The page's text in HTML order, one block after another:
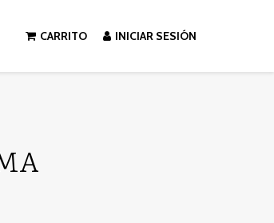
CARRITO INICIAR SESIÓN